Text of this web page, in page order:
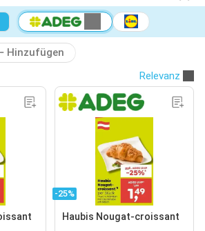
Hinzufügen
Relevanz
-25%
Haubis Nougat-croissant